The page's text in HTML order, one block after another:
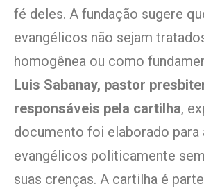
fé deles. A fundação sugere
evangélicos não sejam
homogênea ou como
Luis Sabanay, pastor
responsáveis pela cartilha,
documento foi elaborado para
evangélicos politicamente
suas crenças. A cartilha é